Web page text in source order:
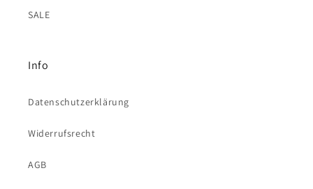
SALE
Info
Datenschutzerklärung
Widerrufsrecht
AGB